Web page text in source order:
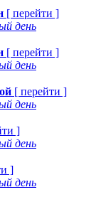
[ перейти ]
день
[ перейти ]
день
[ перейти ]
день
]
день
]
день